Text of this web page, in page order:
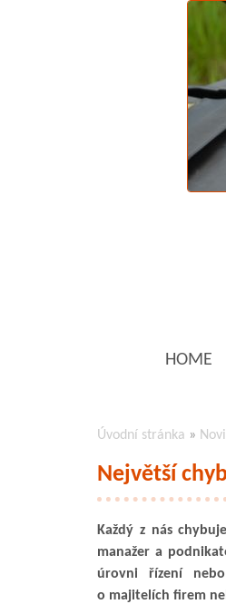
HOME
Úvodní stránka »
Největší
Každý z nás
manažer a
úrovni řízení
o majitelích firem